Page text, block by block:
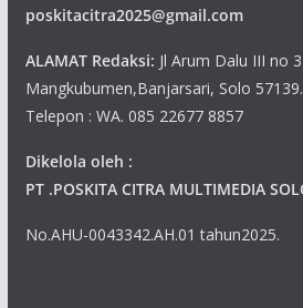
poskitacitra2025@gmail.com
ALAMAT Redaksi: Jl Arum Dalu III no 3
Mangkubumen,Banjarsari, Solo 57139.
Telepon : WA. 085 22677 8857
Dikelola oleh :
PT .POSKITA CITRA MULTIMEDIA
No.AHU-0043342.AH.01 tahun2025.